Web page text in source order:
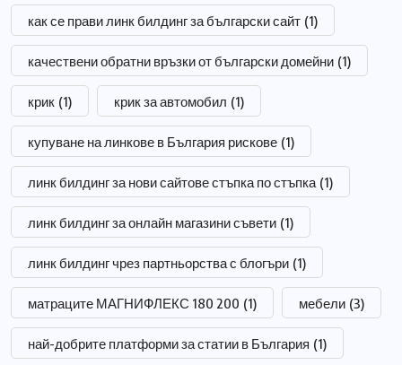
как се прави линк билдинг за български сайт (1)
качествени обратни връзки от български домейни (1)
крик (1) крик за автомобил (1)
купуване на линкове в България рискове (1)
линк билдинг за нови сайтове стъпка по стъпка (1)
линк билдинг за онлайн магазини съвети (1)
линк билдинг чрез партньорства с блогъри (1)
матраците МАГНИФЛЕКС 180 200 (1) мебели (3)
най-добрите платформи за статии в България (1)